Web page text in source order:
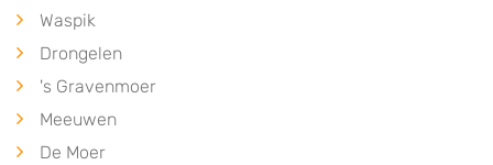
Waspik
Drongelen
's Gravenmoer
Meeuwen
De Moer